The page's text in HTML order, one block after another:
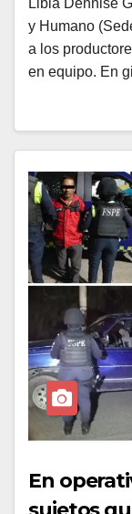
Libia Dennise
y Humano
a los
en equipo. En
En